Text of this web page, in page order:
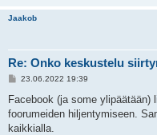
Jaakob
Re: Onko keskustelu
V
e
t
i
23.06.2022 19:39
Facebook (ja some ylipäätään)
foorumeiden hiljentymiseen.
kaikkialla.